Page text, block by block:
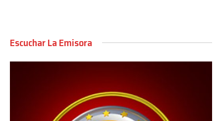
Escuchar La Emisora